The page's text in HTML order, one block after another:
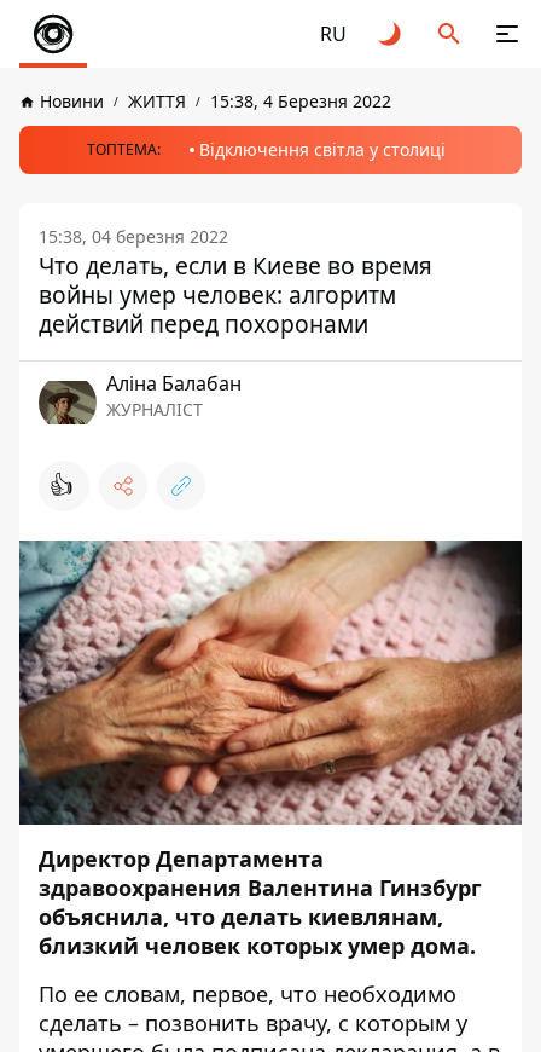
RU
Новини ЖИТТЯ 15:38, 4 Березня 2022
ТОПТЕМА: Відключення світла у столиці
15:38, 04 березня 2022
Что делать, если в Киеве во время
войны умер человек: алгоритм
действий перед похоронами
Аліна Балабан
ЖУРНАЛІСТ
👍
Директор Департамента
здравоохранения Валентина Гинзбург
объяснила, что делать киевлянам,
близкий человек которых умер дома.
По ее словам, первое, что необходимо
сделать – позвонить врачу, с которым у